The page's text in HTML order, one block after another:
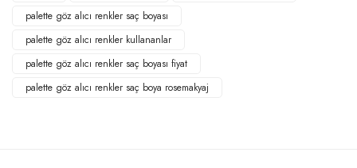
palette göz alıcı renkler saç boyası
palette göz alıcı renkler kullananlar
palette göz alıcı renkler saç boyası fiyat
palette göz alıcı renkler saç boya rosemakyaj